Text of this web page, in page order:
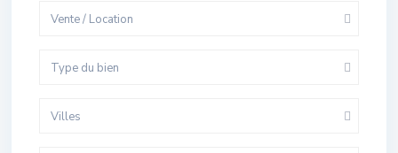
Vente / Location
Type du bien
Villes